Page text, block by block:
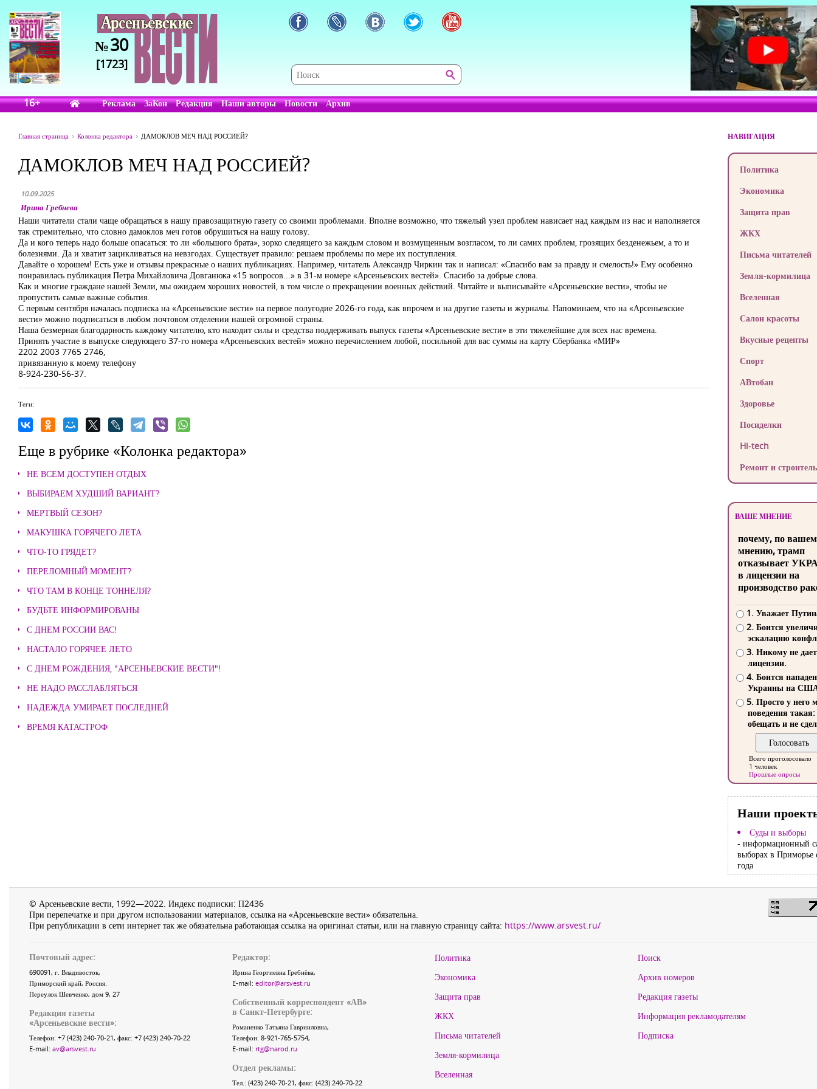
№30
[1723]
16+ Реклама ЗаКон Редакция Наши авторы Новости Архив
Главная страница Колонка редактора ДАМОКЛОВ МЕЧ НАД РОССИЕЙ?
ДАМОКЛОВ МЕЧ НАД РОССИЕЙ?
10.09.2025
Ирина Гребнева
Наши читатели стали чаще обращаться в нашу правозащитную газету со своими проблемами. Вполне возможно, что тяжелый узел проблем нависает над каждым из нас и наполняется
так стремительно, что словно дамоклов меч готов обрушиться на нашу голову.
Да и кого теперь надо больше опасаться: то ли «большого брата», зорко следящего за каждым словом и возмущенным возгласом, то ли самих проблем, грозящих безденежьем, а то и
болезнями. Да и хватит зацикливаться на невзгодах. Существует правило: решаем проблемы по мере их поступления.
Давайте о хорошем! Есть уже и отзывы прекрасные о наших публикациях. Например, читатель Александр Чиркин так и написал: «Спасибо вам за правду и смелость!» Ему особенно
понравилась публикация Петра Михайловича Довганюка «15 вопросов...» в 31-м номере «Арсеньевских вестей». Спасибо за добрые слова.
Как и многие граждане нашей Земли, мы ожидаем хороших новостей, в том числе о прекращении военных действий. Читайте и выписывайте «Арсеньевские вести», чтобы не
пропустить самые важные события.
С первым сентября началась подписка на «Арсеньевские вести» на первое полугодие 2026-го года, как впрочем и на другие газеты и журналы. Напоминаем, что на «Арсеньевские
вести» можно подписаться в любом почтовом отделении нашей огромной страны.
Наша безмерная благодарность каждому читателю, кто находит силы и средства поддерживать выпуск газеты «Арсеньевские вести» в эти тяжелейшие для всех нас времена.
Принять участие в выпуске следующего 37-го номера «Арсеньевских вестей» можно перечислением любой, посильной для вас суммы на карту Сбербанка «МИР»
2202 2003 7765 2746,
привязанную к моему телефону
8-924-230-56-37.
Теги:
Еще в рубрике «Колонка редактора»
НЕ ВСЕМ ДОСТУПЕН ОТДЫХ
ВЫБИРАЕМ ХУДШИЙ ВАРИАНТ?
МЕРТВЫЙ СЕЗОН?
МАКУШКА ГОРЯЧЕГО ЛЕТА
ЧТО-ТО ГРЯДЕТ?
ПЕРЕЛОМНЫЙ МОМЕНТ?
ЧТО ТАМ В КОНЦЕ ТОННЕЛЯ?
БУДЬТЕ ИНФОРМИРОВАНЫ
С ДНЕМ РОССИИ ВАС!
НАСТАЛО ГОРЯЧЕЕ ЛЕТО
С ДНЕМ РОЖДЕНИЯ, "АРСЕНЬЕВСКИЕ ВЕСТИ"!
НЕ НАДО РАССЛАБЛЯТЬСЯ
НАДЕЖДА УМИРАЕТ ПОСЛЕДНЕЙ
ВРЕМЯ КАТАСТРОФ
НАВИГАЦИЯ
Политика
Экономика
Защита прав
ЖКХ
Письма читателей
Земля-кормилица
Вселенная
Салон красоты
Вкусные рецепты
Спорт
АВтобан
Здоровье
Посиделки
Hi-tech
Ремонт и
ВАШЕ МНЕНИЕ
почему, по
мнению, трамп
отказывает
в лицензии на
производство
1. Уважает
2. Боится
эскалацию
3. Никому не
лицензии.
4. Боится
Украины на
5. Просто у него
поведения такая:
обещать и не
Всего проголосовало
1 человек
Прошлые опросы
Наши
Суды и выборы
- информационный
выборах в Приморье
года
© Арсеньевские вести, 1992—2022. Индекс подписки: П2436
При перепечатке и при другом использовании материалов, ссылка на «Арсеньевские вести» обязательна.
При републикации в сети интернет так же обязательна работающая ссылка на оригинал статьи, или на главную страницу сайта: https://www.arsvest.ru/
Почтовый адрес:
690091, г. Владивосток,
Приморский край, Россия.
Переулок Шевченко, дом 9, 27
Редакция газеты
«Арсеньевские вести»:
Телефон: +7 (423) 240-70-21, факс: +7 (423) 240-70-22
E-mail: av@arsvest.ru
Редактор:
Ирина Георгиевна Гребнёва,
E-mail: editor@arsvest.ru
Собственный корреспондент «АВ»
в Санкт-Петербурге:
Романенко Татьяна Гаврииловна,
Телефон: 8-921-765-5754,
E-mail: rtg@narod.ru
Отдел рекламы:
Тел.: (423) 240-70-21, факс: (423) 240-70-22
Политика
Экономика
Защита прав
ЖКХ
Письма читателей
Земля-кормилица
Вселенная
Поиск
Архив номеров
Редакция газеты
Информация рекламодателям
Подписка